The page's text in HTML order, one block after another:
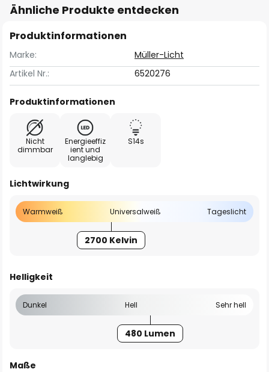
Ähnliche Produkte entdecken
Produktinformationen
Marke:
Müller-Licht
Artikel Nr.:
6520276
Produktinformationen
Nicht
dimmbar
Energieeffiz
ient und
langlebig
S14s
Lichtwirkung
Warmweiß Universalweiß Tageslicht
2700 Kelvin
Helligkeit
Dunkel Hell Sehr hell
480 Lumen
Maße